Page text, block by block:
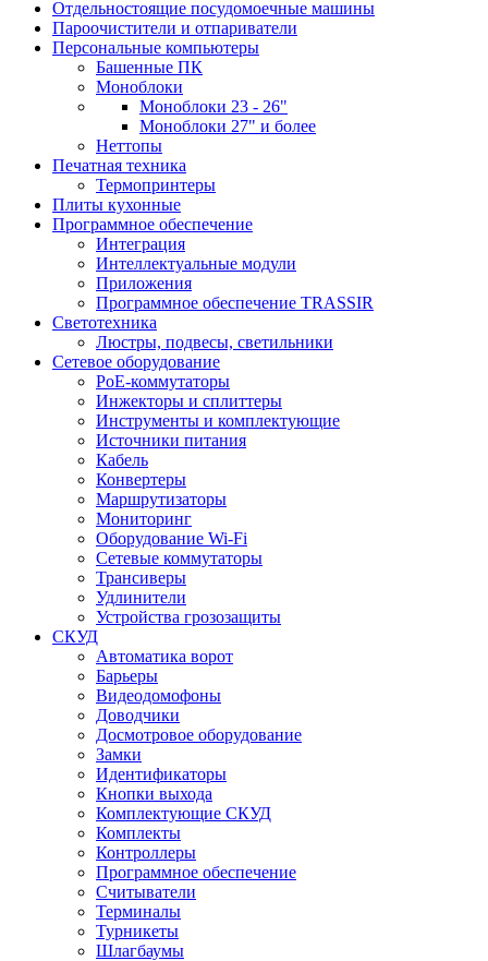
Отдельностоящие посудомоечные машины
Пароочистители и отпариватели
Персональные компьютеры
Башенные ПК
Моноблоки
Моноблоки 23 - 26"
Моноблоки 27" и более
Неттопы
Печатная техника
Термопринтеры
Плиты кухонные
Программное обеспечение
Интеграция
Интеллектуальные модули
Приложения
Программное обеспечение TRASSIR
Светотехника
Люстры, подвесы, светильники
Сетевое оборудование
PoE-коммутаторы
Инжекторы и сплиттеры
Инструменты и комплектующие
Источники питания
Кабель
Конвертеры
Маршрутизаторы
Мониторинг
Оборудование Wi-Fi
Сетевые коммутаторы
Трансиверы
Удлинители
Устройства грозозащиты
СКУД
Автоматика ворот
Барьеры
Видеодомофоны
Доводчики
Досмотровое оборудование
Замки
Идентификаторы
Кнопки выхода
Комплектующие СКУД
Комплекты
Контроллеры
Программное обеспечение
Считыватели
Терминалы
Турникеты
Шлагбаумы